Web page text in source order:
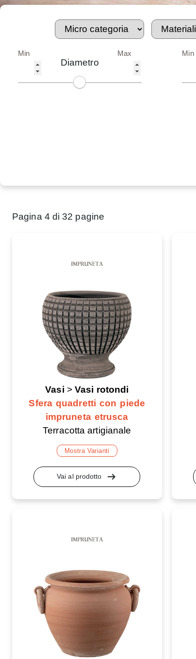
Diametro
Min Max Min
Pagina 4 di 32 pagine
Vasi > Vasi rotondi
Sfera quadretti con piede
impruneta etrusca
Terracotta artigianale
Mostra Varianti
Vai al prodotto arrow_right_alt